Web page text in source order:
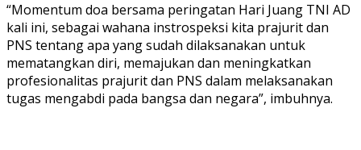
“Momentum doa bersama peringatan Hari Juang TNI AD
kali ini, sebagai wahana instrospeksi kita prajurit dan
PNS tentang apa yang sudah dilaksanakan untuk
mematangkan diri, memajukan dan meningkatkan
profesionalitas prajurit dan PNS dalam melaksanakan
tugas mengabdi pada bangsa dan negara”, imbuhnya.